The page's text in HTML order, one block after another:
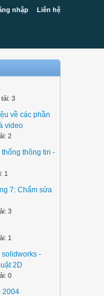
nhập Liên hệ
3
về các phần
video
2
thông tin -
1
7: Chấm sửa
3
1
solidworks -
2D
0
2004